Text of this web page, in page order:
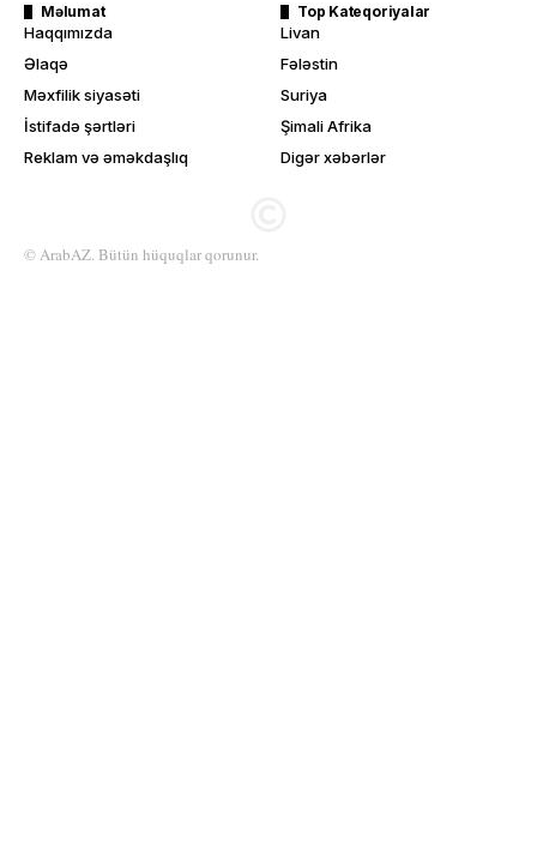
Məlumat
Haqqımızda
Əlaqə
Məxfilik siyasəti
İstifadə şərtləri
Reklam və əməkdaşlıq
Top Kateqoriyalar
Livan
Fələstin
Suriya
Şimali Afrika
Digər xəbərlər
© ArabAZ. Bütün hüquqlar qorunur.